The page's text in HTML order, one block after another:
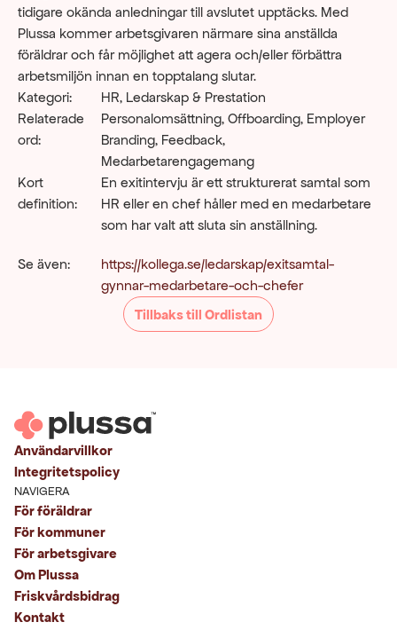
tidigare okända anledningar till avslutet upptäcks. Med
Plussa kommer arbetsgivaren närmare sina anställda
föräldrar och får möjlighet att agera och/eller förbättra
arbetsmiljön innan en topptalang slutar.
Kategori:
HR, Ledarskap & Prestation
Relaterade
ord:
Personalomsättning, Offboarding, Employer
Branding, Feedback,
Medarbetarengagemang
Kort
definition:
En exitintervju är ett strukturerat samtal som
HR eller en chef håller med en medarbetare
som har valt att sluta sin anställning.
Se även:
https://kollega.se/ledarskap/exitsamtal-
gynnar-medarbetare-och-chefer
Tillbaks till Ordlistan
Användarvillkor
Integritetspolicy
NAVIGERA
För föräldrar
För kommuner
För arbetsgivare
Om Plussa
Friskvårdsbidrag
Kontakt